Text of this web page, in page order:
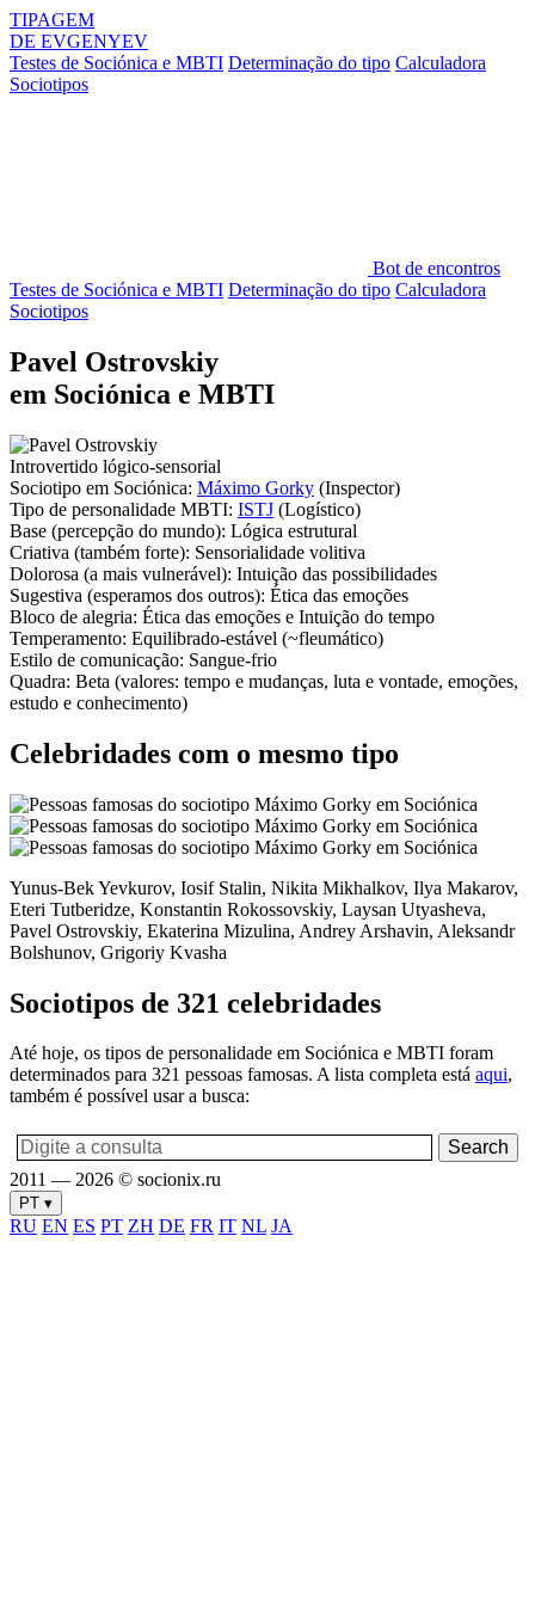
TIPAGEM
DE EVGENYEV
Testes de Sociónica e MBTI Determinação do tipo Calculadora
Sociotipos
Bot de encontros
Testes de Sociónica e MBTI Determinação do tipo Calculadora
Sociotipos
Pavel Ostrovskiy
em Sociónica e MBTI
Introvertido lógico-sensorial
Sociotipo em Sociónica: Máximo Gorky (Inspector)
Tipo de personalidade MBTI: ISTJ (Logístico)
Base (percepção do mundo): Lógica estrutural
Criativa (também forte): Sensorialidade volitiva
Dolorosa (a mais vulnerável): Intuição das possibilidades
Sugestiva (esperamos dos outros): Ética das emoções
Bloco de alegria: Ética das emoções e Intuição do tempo
Temperamento: Equilibrado-estável (~fleumático)
Estilo de comunicação: Sangue-frio
Quadra: Beta (valores: tempo e mudanças, luta e vontade, emoções,
estudo e conhecimento)
Celebridades com o mesmo tipo
Yunus-Bek Yevkurov, Iosif Stalin, Nikita Mikhalkov, Ilya Makarov,
Eteri Tutberidze, Konstantin Rokossovskiy, Laysan Utyasheva,
Pavel Ostrovskiy, Ekaterina Mizulina, Andrey Arshavin, Aleksandr
Bolshunov, Grigoriy Kvasha
Sociotipos de 321 celebridades
Até hoje, os tipos de personalidade em Sociónica e MBTI foram
determinados para 321 pessoas famosas. A lista completa está aqui,
também é possível usar a busca:
2011 — 2026 © socionix.ru
PT ▾
RU EN ES PT ZH DE FR IT NL JA